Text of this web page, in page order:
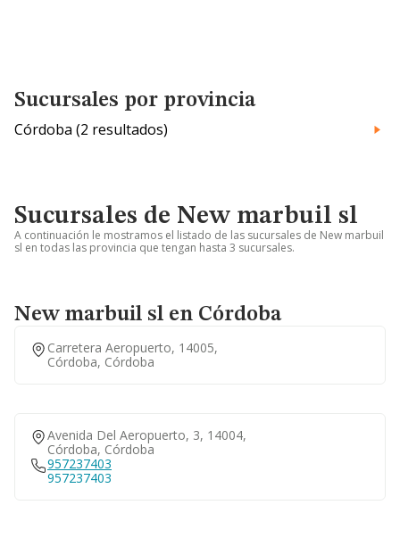
Sucursales por provincia
Córdoba (2 resultados)
Sucursales de New marbuil sl
A continuación le mostramos el listado de las sucursales de New marbuil
sl en todas las provincia que tengan hasta 3 sucursales.
New marbuil sl en Córdoba
Carretera Aeropuerto, 14005,
Córdoba, Córdoba
Avenida Del Aeropuerto, 3, 14004,
Córdoba, Córdoba
957237403
957237403